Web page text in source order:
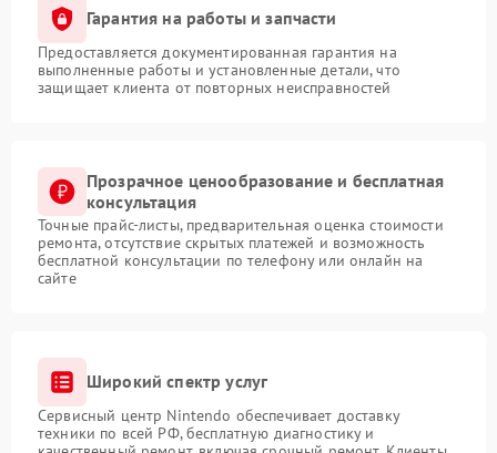
Гарантия на работы и запчасти
Предоставляется документированная гарантия на
выполненные работы и установленные детали, что
защищает клиента от повторных неисправностей
Прозрачное ценообразование и бесплатная
консультация
Точные прайс-листы, предварительная оценка стоимости
ремонта, отсутствие скрытых платежей и возможность
бесплатной консультации по телефону или онлайн на
сайте
Широкий спектр услуг
Сервисный центр Nintendo обеспечивает доставку
техники по всей РФ, бесплатную диагностику и